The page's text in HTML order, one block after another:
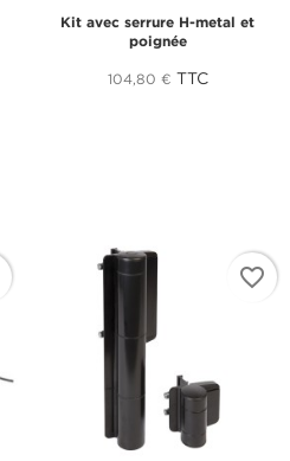
Kit avec serrure H-metal et
poignée
104,80 € TTC
favorite_border